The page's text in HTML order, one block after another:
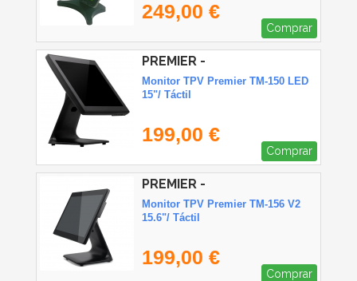
249,00 €
Comprar
PREMIER -
TPM15TOUCHCAPB
Monitor TPV Premier TM-150 LED
15"/ Táctil
199,00 €
Comprar
PREMIER -
TPM156TOUCHCAPB1
Monitor TPV Premier TM-156 V2
15.6"/ Táctil
199,00 €
Comprar